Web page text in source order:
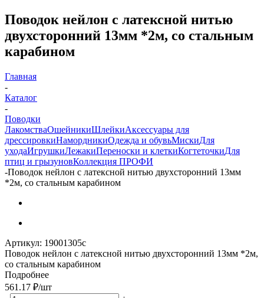
Поводок нейлон с латексной нитью
двухсторонний 13мм *2м, со стальным
карабином
Главная
-
Каталог
-
Поводки
ЛакомстваОшейникиШлейкиАксессуары для
дрессировкиНамордникиОдежда и обувьМискиДля
уходаИгрушкиЛежакиПереноски и клеткиКогтеточкиДля
птиц и грызуновКоллекция ПРОФИ
-Поводок нейлон с латексной нитью двухсторонний 13мм
*2м, со стальным карабином
Артикул: 19001305с
Поводок нейлон с латексной нитью двухсторонний 13мм *2м,
со стальным карабином
Подробнее
561.17 ₽/шт